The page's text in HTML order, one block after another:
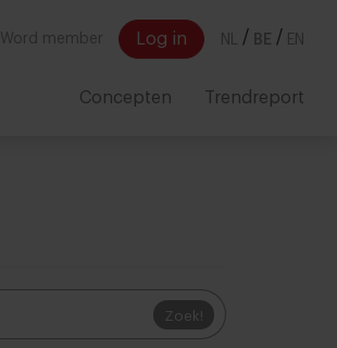
Word member Log in NL / BE / EN
Concepten Trendreport
Zoek!